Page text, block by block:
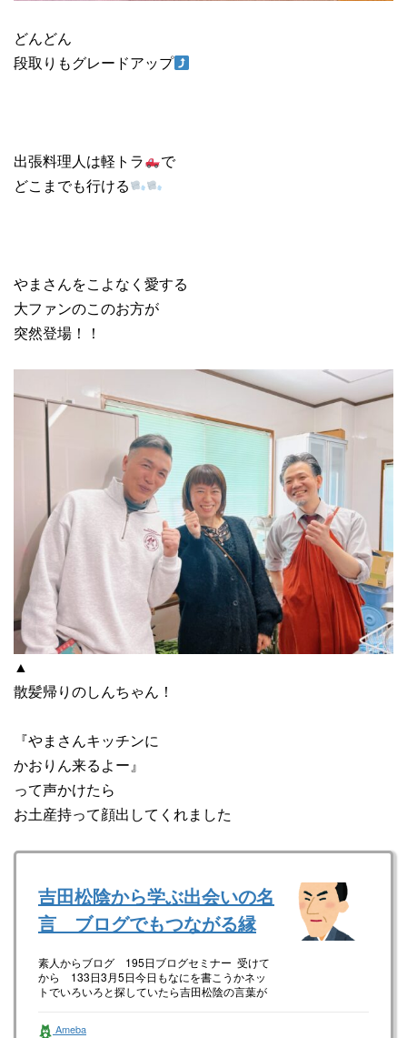
どんどん
段取りもグレードアップ
出張料理人は軽トラ
で
どこまでも行ける
やまさんをこよなく愛する
大ファンのこのお方が
突然登場！！
▲
散髪帰りのしんちゃん！
『やまさんキッチンに
かおりん来るよー』
って声かけたら
お土産持って顔出してくれました
吉田松陰から学ぶ出会いの名
言 ブログでもつながる縁
素人からブログ 195日ブログセミナー 受けて
から 133日3月5日今日もなにを書こうかネッ
トでいろいろと探していたら吉田松陰の言葉が
Ameba